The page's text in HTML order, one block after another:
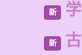
新
新